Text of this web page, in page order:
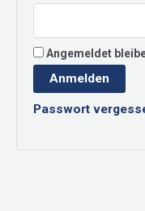
Angemeldet
Anmelden
Passwort